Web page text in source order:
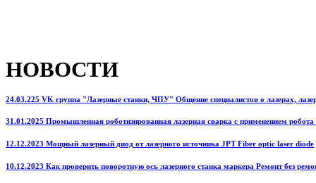
НОВОСТИ
24.03.225 VK группа "Лазерные станки, ЧПУ" Общение специалистов о лазерах,
31.01.2025 Промышленная роботизированная лазерная сварка с применением
12.12.2023 Мощный лазерный диод от лазерного источника JPT Fiber optic laser diode
10.12.2023 Как проверить поворотную ось лазерного станка маркера Ремонт без